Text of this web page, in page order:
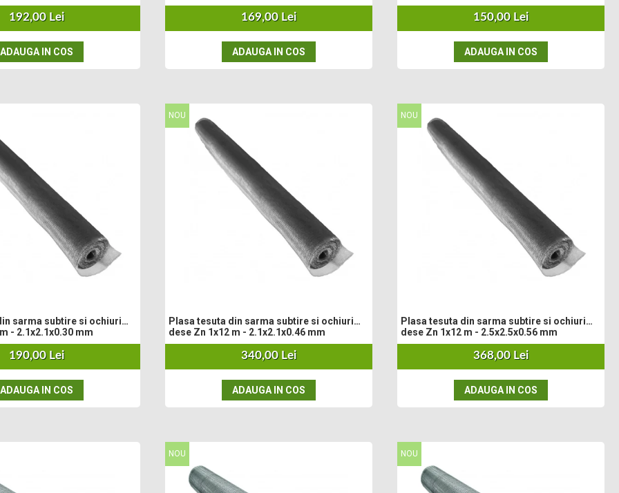
192,00 Lei
ADAUGA IN COS
169,00 Lei
ADAUGA IN COS
150,00 Lei
ADAUGA IN COS
sarma subtire si ochiuri
- 2.1x2.1x0.30 mm
190,00 Lei
ADAUGA IN COS
NOU
Plasa tesuta din sarma subtire si ochiuri
dese Zn 1x12 m - 2.1x2.1x0.46 mm
340,00 Lei
ADAUGA IN COS
NOU
Plasa tesuta din sarma subtire si ochiuri
dese Zn 1x12 m - 2.5x2.5x0.56 mm
368,00 Lei
ADAUGA IN COS
NOU NOU